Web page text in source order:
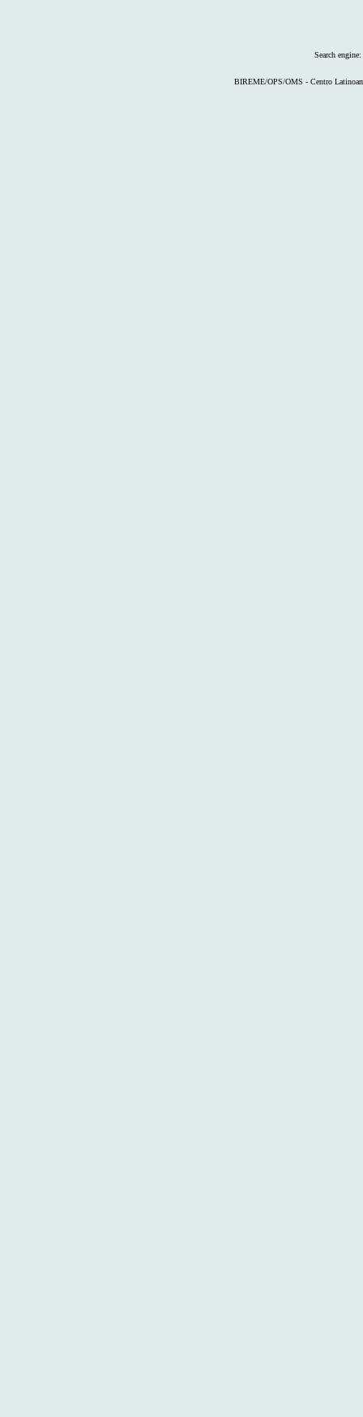
Search engine:
BIREME/OPS/OMS - Centro